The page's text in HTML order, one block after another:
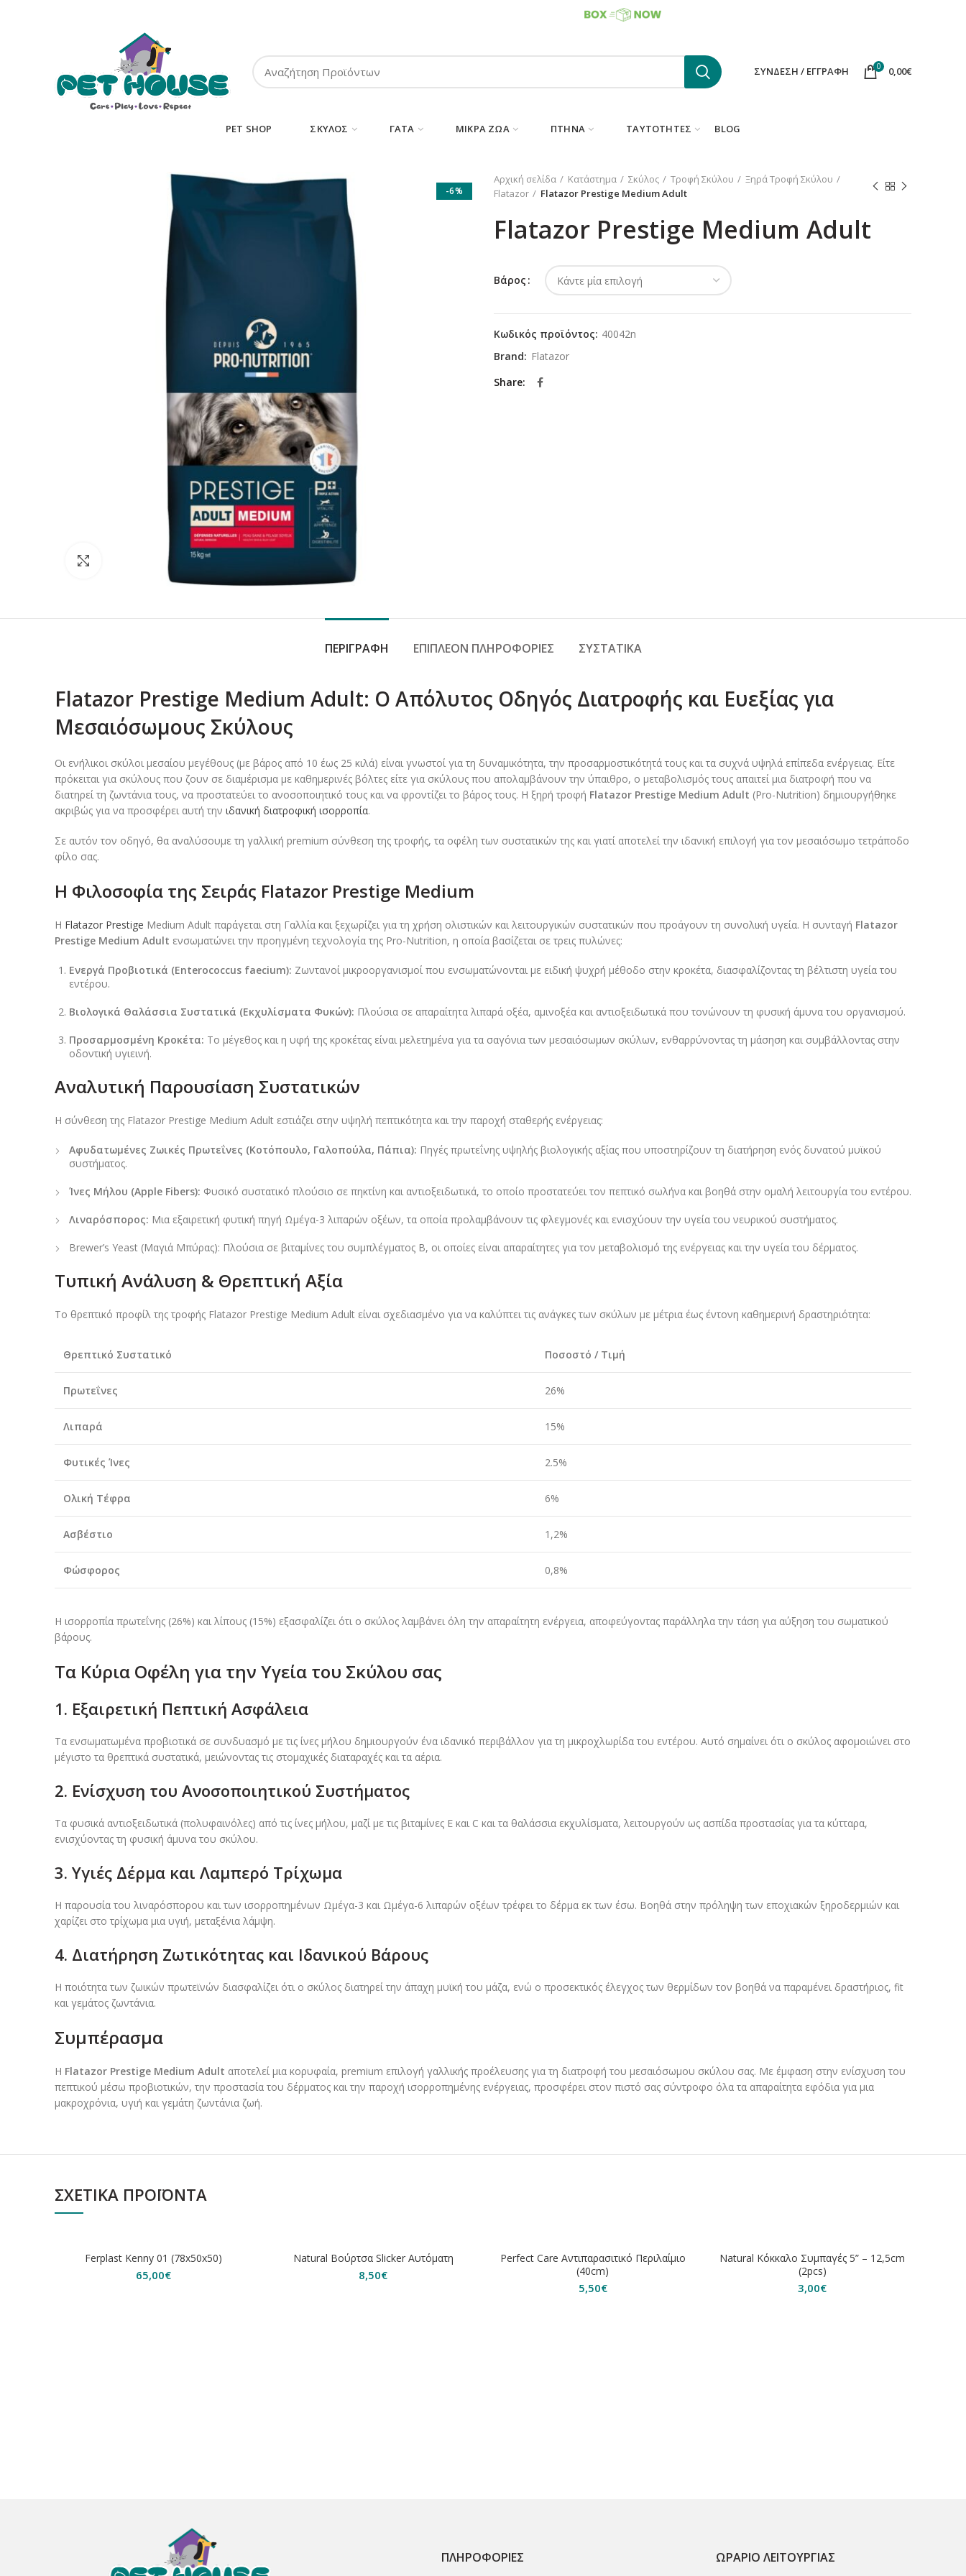
ΣΎΝΔΕΣΗ / ΕΓΓΡΑΦΉ 0 0,00€
PET SHOP ΣΚΎΛΟΣ ΓΆΤΑ ΜΙΚΡΆ ΖΏΑ ΠΤΗΝΆ ΤΑΥΤΌΤΗΤΕΣ BLOG
-6%
Κλικ για μεγέθυνση
Αρχική σελίδα Κατάστημα Σκύλος Τροφή Σκύλου
Ξηρά Τροφή Σκύλου
Flatazor
Flatazor Prestige Medium Adult
Flatazor Prestige Medium Adult
Βάρος
Κωδικός προϊόντος: 40042n
Brand: Flatazor
Share
ΠΕΡΙΓΡΑΦΉ ΕΠΙΠΛΈΟΝ ΠΛΗΡΟΦΟΡΊΕΣ ΣΥΣΤΑΤΙΚΆ
Flatazor Prestige Medium Adult: Ο Απόλυτος Οδηγός Διατροφής και Ευεξίας για
Μεσαιόσωμους Σκύλους
Οι ενήλικοι σκύλοι μεσαίου μεγέθους (με βάρος από 10 έως 25 κιλά) είναι γνωστοί για τη δυναμικότητα, την προσαρμοστικότητά τους και τα συχνά υψηλά επίπεδα ενέργειας. Είτε
πρόκειται για σκύλους που ζουν σε διαμέρισμα με καθημερινές βόλτες είτε για σκύλους που απολαμβάνουν την ύπαιθρο, ο μεταβολισμός τους απαιτεί μια διατροφή που να
διατηρεί τη ζωντάνια τους, να προστατεύει το ανοσοποιητικό τους και να φροντίζει το βάρος τους. Η ξηρή τροφή Flatazor Prestige Medium Adult (Pro-Nutrition) δημιουργήθηκε
ακριβώς για να προσφέρει αυτή την ιδανική διατροφική ισορροπία.
Σε αυτόν τον οδηγό, θα αναλύσουμε τη γαλλική premium σύνθεση της τροφής, τα οφέλη των συστατικών της και γιατί αποτελεί την ιδανική επιλογή για τον μεσαιόσωμο τετράποδο
φίλο σας.
Η Φιλοσοφία της Σειράς Flatazor Prestige Medium
Η Flatazor Prestige Medium Adult παράγεται στη Γαλλία και ξεχωρίζει για τη χρήση ολιστικών και λειτουργικών συστατικών που προάγουν τη συνολική υγεία. Η συνταγή Flatazor
Prestige Medium Adult ενσωματώνει την προηγμένη τεχνολογία της Pro-Nutrition, η οποία βασίζεται σε τρεις πυλώνες:
Ενεργά Προβιοτικά (Enterococcus faecium): Ζωντανοί μικροοργανισμοί που ενσωματώνονται με ειδική ψυχρή μέθοδο στην κροκέτα, διασφαλίζοντας τη βέλτιστη υγεία του
εντέρου.
Βιολογικά Θαλάσσια Συστατικά (Εκχυλίσματα Φυκών): Πλούσια σε απαραίτητα λιπαρά οξέα, αμινοξέα και αντιοξειδωτικά που τονώνουν τη φυσική άμυνα του οργανισμού.
Προσαρμοσμένη Κροκέτα: Το μέγεθος και η υφή της κροκέτας είναι μελετημένα για τα σαγόνια των μεσαιόσωμων σκύλων, ενθαρρύνοντας τη μάσηση και συμβάλλοντας στην
οδοντική υγιεινή.
Αναλυτική Παρουσίαση Συστατικών
Η σύνθεση της Flatazor Prestige Medium Adult εστιάζει στην υψηλή πεπτικότητα και την παροχή σταθερής ενέργειας:
Αφυδατωμένες Ζωικές Πρωτεΐνες (Κοτόπουλο, Γαλοπούλα, Πάπια): Πηγές πρωτεΐνης υψηλής βιολογικής αξίας που υποστηρίζουν τη διατήρηση ενός δυνατού μυϊκού
συστήματος.
Ίνες Μήλου (Apple Fibers): Φυσικό συστατικό πλούσιο σε πηκτίνη και αντιοξειδωτικά, το οποίο προστατεύει τον πεπτικό σωλήνα και βοηθά στην ομαλή λειτουργία του εντέρου.
Λιναρόσπορος: Μια εξαιρετική φυτική πηγή Ωμέγα-3 λιπαρών οξέων, τα οποία προλαμβάνουν τις φλεγμονές και ενισχύουν την υγεία του νευρικού συστήματος.
Brewer’s Yeast (Μαγιά Μπύρας): Πλούσια σε βιταμίνες του συμπλέγματος Β, οι οποίες είναι απαραίτητες για τον μεταβολισμό της ενέργειας και την υγεία του δέρματος.
Τυπική Ανάλυση & Θρεπτική Αξία
Το θρεπτικό προφίλ της τροφής Flatazor Prestige Medium Adult είναι σχεδιασμένο για να καλύπτει τις ανάγκες των σκύλων με μέτρια έως έντονη καθημερινή δραστηριότητα:
Θρεπτικό Συστατικό Ποσοστό / Τιμή
Πρωτεΐνες 26%
Λιπαρά 15%
Φυτικές Ίνες 2.5%
Ολική Τέφρα 6%
Ασβέστιο 1,2%
Φώσφορος 0,8%
Η ισορροπία πρωτεΐνης (26%) και λίπους (15%) εξασφαλίζει ότι ο σκύλος λαμβάνει όλη την απαραίτητη ενέργεια, αποφεύγοντας παράλληλα την τάση για αύξηση του σωματικού
βάρους.
Τα Κύρια Οφέλη για την Υγεία του Σκύλου σας
1. Εξαιρετική Πεπτική Ασφάλεια
Τα ενσωματωμένα προβιοτικά σε συνδυασμό με τις ίνες μήλου δημιουργούν ένα ιδανικό περιβάλλον για τη μικροχλωρίδα του εντέρου. Αυτό σημαίνει ότι ο σκύλος αφομοιώνει στο
μέγιστο τα θρεπτικά συστατικά, μειώνοντας τις στομαχικές διαταραχές και τα αέρια.
2. Ενίσχυση του Ανοσοποιητικού Συστήματος
Τα φυσικά αντιοξειδωτικά (πολυφαινόλες) από τις ίνες μήλου, μαζί με τις βιταμίνες Ε και C και τα θαλάσσια εκχυλίσματα, λειτουργούν ως ασπίδα προστασίας για τα κύτταρα,
ενισχύοντας τη φυσική άμυνα του σκύλου.
3. Υγιές Δέρμα και Λαμπερό Τρίχωμα
Η παρουσία του λιναρόσπορου και των ισορροπημένων Ωμέγα-3 και Ωμέγα-6 λιπαρών οξέων τρέφει το δέρμα εκ των έσω. Βοηθά στην πρόληψη των εποχιακών ξηροδερμιών και
χαρίζει στο τρίχωμα μια υγιή, μεταξένια λάμψη.
4. Διατήρηση Ζωτικότητας και Ιδανικού Βάρους
Η ποιότητα των ζωικών πρωτεϊνών διασφαλίζει ότι ο σκύλος διατηρεί την άπαχη μυϊκή του μάζα, ενώ ο προσεκτικός έλεγχος των θερμίδων τον βοηθά να παραμένει δραστήριος, fit
και γεμάτος ζωντάνια.
Συμπέρασμα
Η Flatazor Prestige Medium Adult αποτελεί μια κορυφαία, premium επιλογή γαλλικής προέλευσης για τη διατροφή του μεσαιόσωμου σκύλου σας. Με έμφαση στην ενίσχυση του
πεπτικού μέσω προβιοτικών, την προστασία του δέρματος και την παροχή ισορροπημένης ενέργειας, προσφέρει στον πιστό σας σύντροφο όλα τα απαραίτητα εφόδια για μια
μακροχρόνια, υγιή και γεμάτη ζωντάνια ζωή.
ΣΧΕΤΙΚΆ ΠΡΟΪΌΝΤΑ
Ferplast Kenny 01 (78x50x50)
65,00€
Natural Bούρτσα Slicker Αυτόματη
8,50€
Perfect Care Αντιπαρασιτικό Περιλαίμιο
(40cm)
5,50€
Natural Κόκκαλο Συμπαγές 5” – 12,5cm
(2pcs)
3,00€
ΠΛΗΡΟΦΟΡΊΕΣ ΩΡΆΡΙΟ ΛΕΙΤΟΥΡΓΊΑΣ